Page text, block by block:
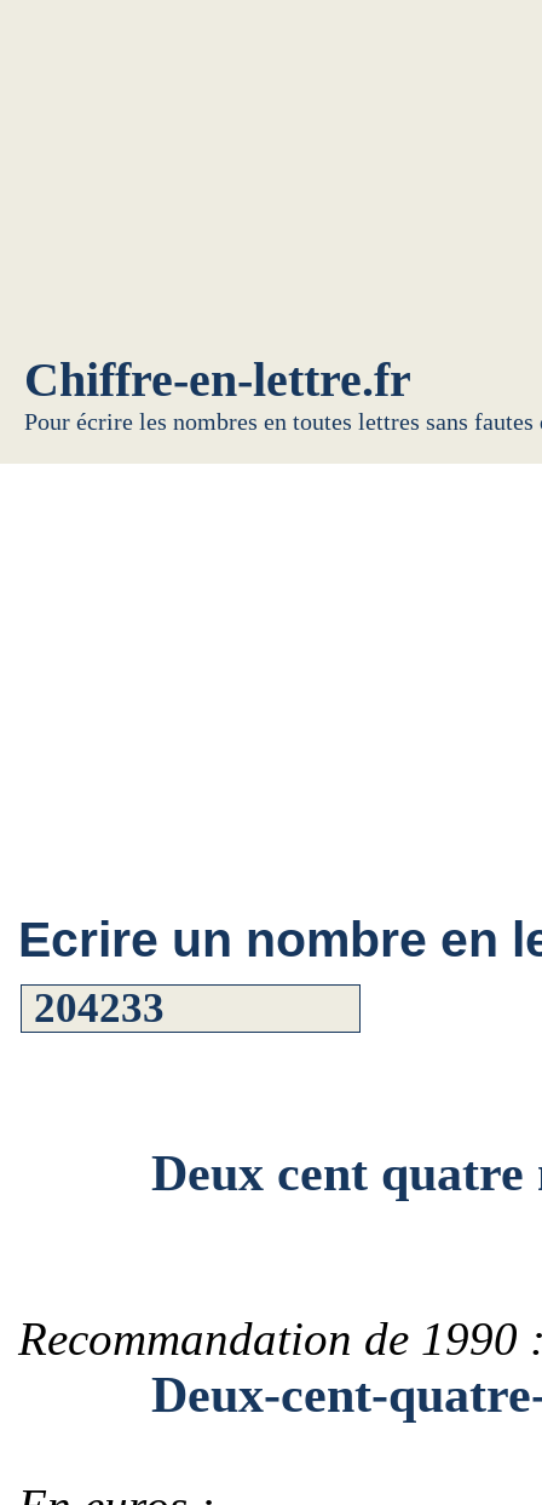
Chiffre-en-lettre.fr
Pour écrire les nombres en toutes lettres sans
Ecrire un nombre en
Deux cent quatre
Recommandation de 1990
Deux-cent-quatre-